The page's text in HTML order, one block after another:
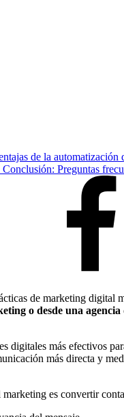
de la automatización
Conclusión: Preguntas
de marketing digital
o desde una
digitales más efectivos
más directa y
es convertir